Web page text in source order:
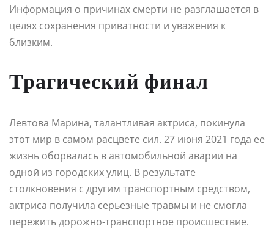
Информация о причинах смерти не разглашается в
целях сохранения приватности и уважения к
близким.
Трагический финал
Левтова Марина, талантливая актриса, покинула
этот мир в самом расцвете сил. 27 июня 2021 года ее
жизнь оборвалась в автомобильной аварии на
одной из городских улиц. В результате
столкновения с другим транспортным средством,
актриса получила серьезные травмы и не смогла
пережить дорожно-транспортное происшествие.